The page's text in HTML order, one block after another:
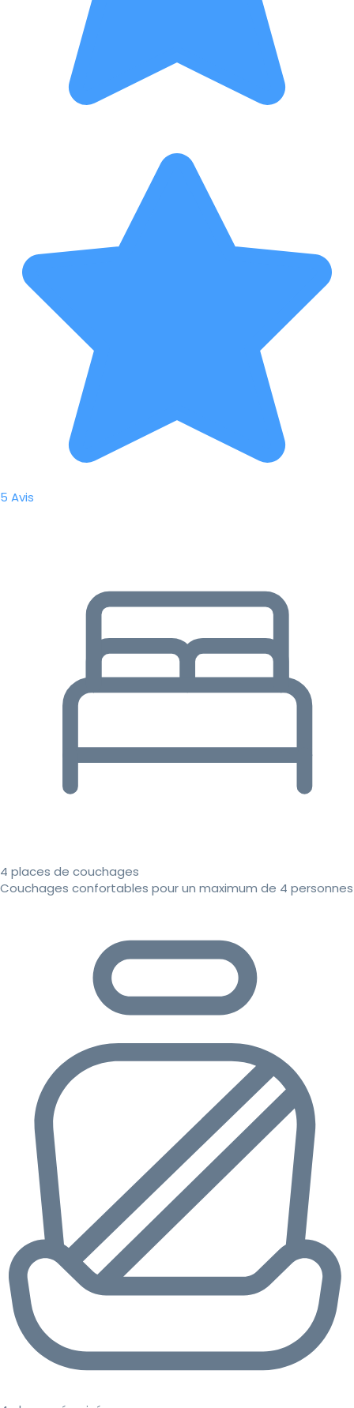
5 Avis
4 places de couchages
Couchages confortables pour un maximum de 4 personnes